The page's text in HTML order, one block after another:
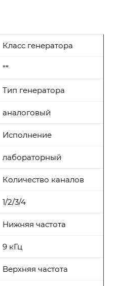
Класс генератора
**
Тип генератора
аналоговый
Исполнение
лабораторный
Количество каналов
1/2/3/4
Нижняя частота
9 кГц
Верхняя частота